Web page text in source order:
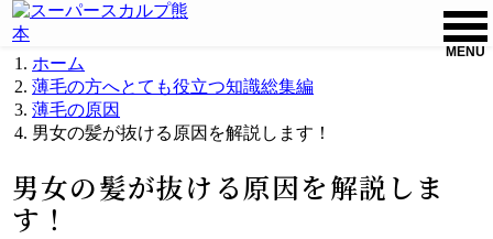
MENU
ホーム
薄毛の方へとても役立つ知識総集編
薄毛の原因
男女の髪が抜ける原因を解説します！
男女の髪が抜ける原因を解説しま
す！